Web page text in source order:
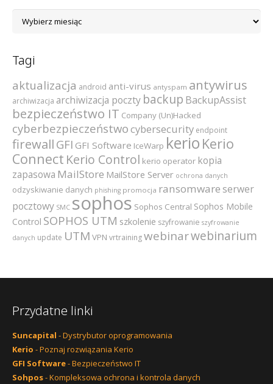
Tagi
aktualizacja android anti-virus antyspam antywirus
archiwizacja archiwizacja poczty backup BackupAssist
bezpieczeństwo IT Company (Un)Hacked
cyberbezpieczeństwocybersecurity endpoint
firewall GFI GFI Software IceWarp kerio Kerio
Connect Kerio Control kerio operator kopia
zapasowa MailStore MailStore Server ochrona danych
odzyskiwanie danych phishing promocja ransomware serwer
pocztowy SMC sophos Sophos Central Sophos Mobile
Control SOPHOS UTM szkolenie szyfrowanie szyfrowanie
danych update UTM VPN vrtrainingwebinarwebinarium
Przydatne linki
Suncapital - Dystrybutor oprogramowania
Kerio - Poznaj rozwiązania Kerio
GFI Software- Bezpieczeństwo IT
Sohpos- Kompleksowa ochrona i kontrola danych